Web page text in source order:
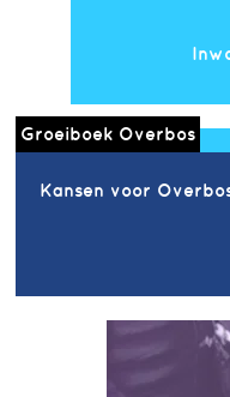
Groeiboek Overbos
Kansen voor